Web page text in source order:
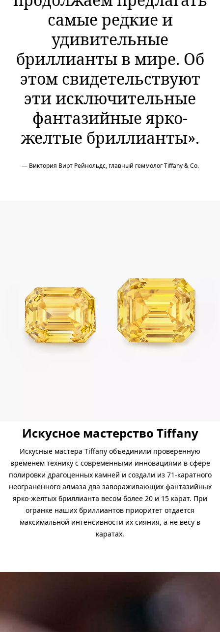
самые редкие и
удивительные
бриллианты в мире. Об
этом свидетельствуют
эти исключительные
фантазийные ярко-
желтые бриллианты».
— Виктория Вирт Рейнольдс, главный геммолог Tiffany & Co.
Искусное мастерство Tiffany
Искусные мастера Tiffany объединили проверенную
временем технику с современными инновациями в сфере
полировки драгоценных камней и создали из 71-каратного
неограненного алмаза два завораживающих фантазийных
ярко-желтых бриллианта весом более 20 и 15 карат. При
огранке наших бриллиантов приоритет отдается
максимальной интенсивности их сияния, а не весу в
каратах.